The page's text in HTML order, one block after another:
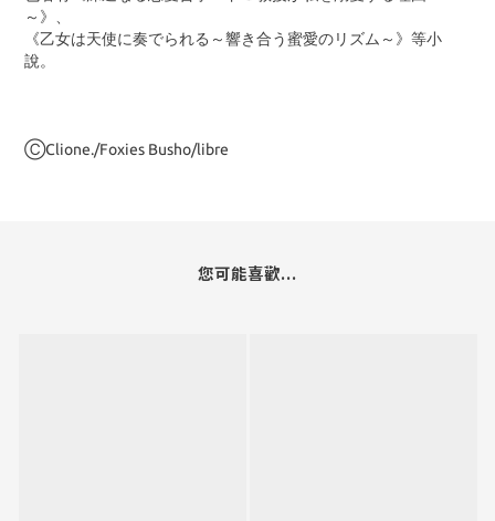
～》、
《乙女は天使に奏でられる～響き合う蜜愛のリズム～》等小
說。
ⒸClione./Foxies Busho/libre
您可能喜歡...